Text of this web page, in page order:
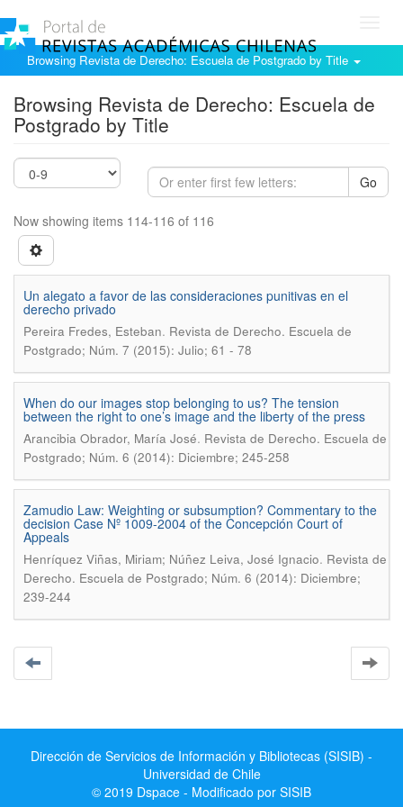
Browsing Revista de Derecho: Escuela de Postgrado by Title
Browsing Revista de Derecho: Escuela de
Postgrado by Title
Go
Now showing items 114-116 of 116
Un alegato a favor de las consideraciones punitivas en el
derecho privado
Pereira Fredes, Esteban. Revista de Derecho. Escuela de
Postgrado; Núm. 7 (2015): Julio; 61 - 78
When do our images stop belonging to us? The tension
between the right to one’s image and the liberty of the press
Arancibia Obrador, María José. Revista de Derecho. Escuela de
Postgrado; Núm. 6 (2014): Diciembre; 245-258
Zamudio Law: Weighting or subsumption? Commentary to the
decision Case Nº 1009-2004 of the Concepción Court of
Appeals
Henríquez Viñas, Miriam; Núñez Leiva, José Ignacio. Revista de
Derecho. Escuela de Postgrado; Núm. 6 (2014): Diciembre;
239-244
Dirección de Servicios de Información y Bibliotecas (SISIB) -
Universidad de Chile
© 2019 Dspace - Modificado por SISIB